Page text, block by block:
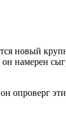
новый
намерен
опроверг